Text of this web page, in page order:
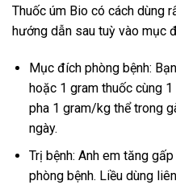
Thuốc úm Bio có cách dùng
hướng dẫn sau tuỳ vào mục
Mục đích phòng bệnh:
hoặc 1 gram thuốc cùng
pha 1 gram/kg thể trong
ngày.
Trị bệnh: Anh em tăng
phòng bệnh. Liều dùng